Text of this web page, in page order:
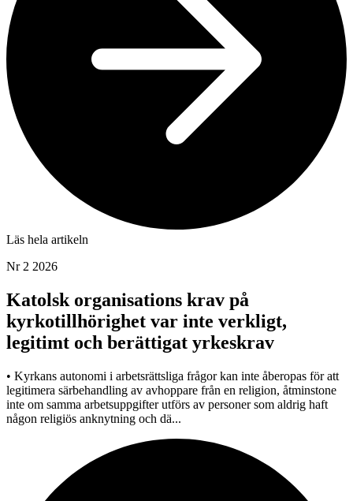
Läs hela artikeln
Nr 2 2026
Katolsk organisations krav på
kyrkotillhörighet var inte verkligt,
legitimt och berättigat yrkeskrav
• Kyrkans autonomi i arbetsrättsliga frågor kan inte åberopas för att
legitimera särbehandling av avhoppare från en religion, åtminstone
inte om samma arbetsuppgifter utförs av personer som aldrig haft
någon religiös anknytning och dä...